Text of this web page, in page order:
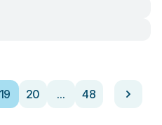
19 20 ... 48